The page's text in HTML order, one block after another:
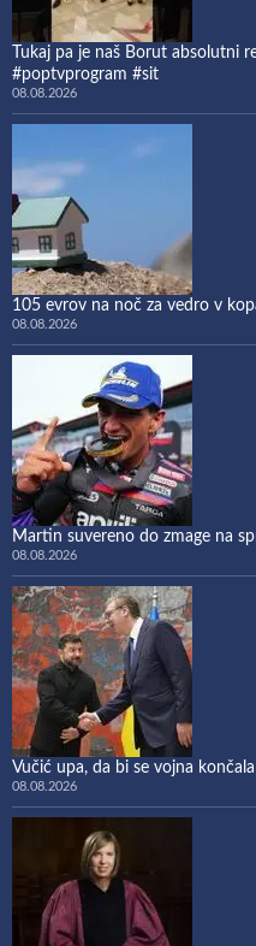
Tukaj pa je naš Borut absolutni
#poptvprogram #sit
08.08.2026
105 evrov na noč za vedro v
08.08.2026
Martin suvereno do zmage na
08.08.2026
Vučić upa, da bi se vojna
08.08.2026